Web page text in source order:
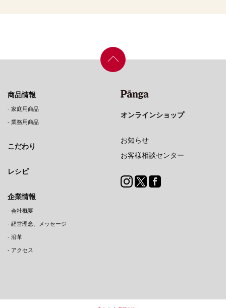
商品情報
- 家庭用商品
- 業務用商品
こだわり
レシピ
企業情報
- 会社概要
- 経営理念、メッセージ
- 沿革
- アクセス
オンラインショップ
お知らせ
お客様相談センター